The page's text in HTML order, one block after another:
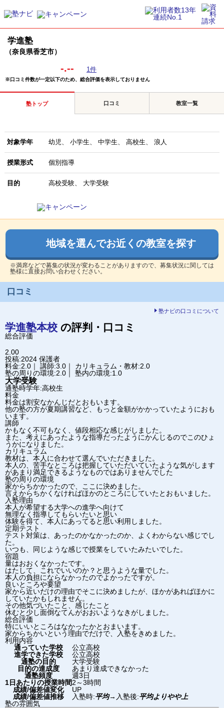
学進塾
（奈良県香芝市）
-.-- 1件
※口コミ件数が一定以下のため、総合評価を表示しておりません
塾トップ 口コミ 教室一覧
対象学年 幼児 小学生 中学生 高校生 浪人
授業形式 個別指導
目的 高校受験 大学受験
地域を選んでお近くの教室を探す
※満席などで募集の状況が変わることがありますので、募集状況に関しては
塾様に直接お問い合わせください。
口コミ
塾ナビの口コミについて
学進塾本校 の評判・口コミ
総合評価
2.00
投稿:2024 保護者
料金:2.0｜ 講師:3.0｜ カリキュラム・教材:2.0
塾の周りの環境:2.0｜ 塾内の環境:1.0
大学受験
通塾時学年:高校生
料金
料金は割安なかんじだとおもいます。
他の塾の方が夏期講習など、もっと金額がかかっていたようにおも
います。
講師
かもなく不可もなく、値段相応な感じがしました。
また、考えにあったような指導だったようにかんじるのでこのひょ
うかになりました。
カリキュラム
教材は、本人に合わせて選んでいただきました。
本人の、苦手なところは把握していただいていたような気がします
があまり満足できるようなものではありませんでした
塾の周りの環境
家からちかかったので、ここに決めました。
言えからちかくなければほかのところにしていたとおもいました。
入塾理由
本人が希望する大学への進学へ向けて
無理なく指導してもらいたいと思い
体験を得て、本人にあってると思い利用しました。
定期テスト
テスト対策は、あったのかなかったのか、よくわからない感じでし
た。
いつも、同じような感じで授業をしていたみたいでした。
宿題
量はおおくなかったです。
はたして、これでいいのか？と思うような量でした。
本人の負担にならなかったのでよかったですが。
良いところや要望
家から近いだけの理由でそこに決めましたが、ほかがあればほかに
していたかもしれません。
その他気づいたこと、感じたこと
休むと少し面倒なてんがおおいようなきがしました。
総合評価
特にいいところはなかったかとおまいます。
家からちかいという理由でだけで、入塾をきめました。
利用内容
通っていた学校
公立高校
進学できた学校
公立高校
通塾の目的
大学受験
目的の達成度
あまり達成できなかった
通塾頻度
週3日
1日あたりの授業時間2～3時間
成績/偏差値変化
UP
成績/偏差値推移
入塾時:平均→ 入塾後:平均よりやや上
塾の雰囲気